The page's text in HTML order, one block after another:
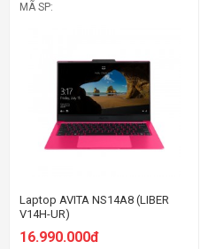
MÃ SP:
Laptop AVITA NS14A8 (LIBER
V14H-UR)
16.990.000đ